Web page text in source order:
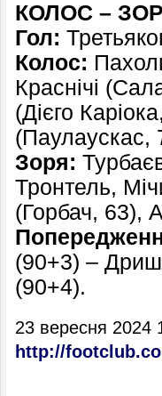
КОЛОС –
Гол:
Колос:
Краснічі
(Дієго
(Паулаускас,
Зоря:
Тронтель,
(Горбач, 63),
(90+3) –
(90+4).
23 вересня 2024
http://